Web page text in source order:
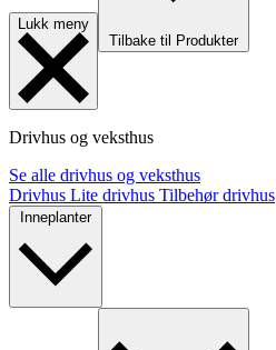
Lukk meny
Tilbake til Produkter
Drivhus og veksthus
Se alle drivhus og veksthus
Drivhus Lite drivhus Tilbehør drivhus
Inneplanter